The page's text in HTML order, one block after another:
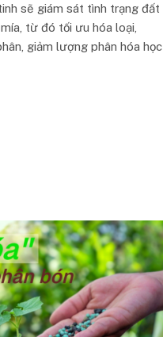
sẽ giám sát tình trạng đất
từ đó tối ưu hóa loại,
giảm lượng phân hóa học